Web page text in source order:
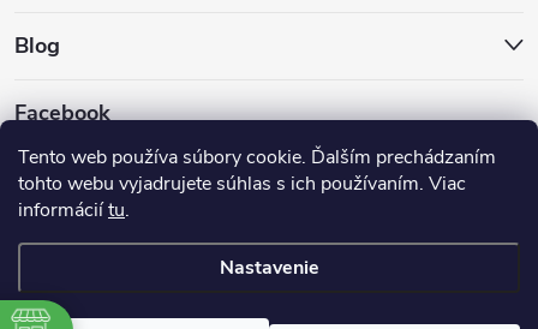
Tento web používa súbory cookie. Ďalším prechádzaním
tohto webu vyjadrujete súhlas s ich používaním. Viac
informáciítu.
Nastavenie
Blog
Facebook